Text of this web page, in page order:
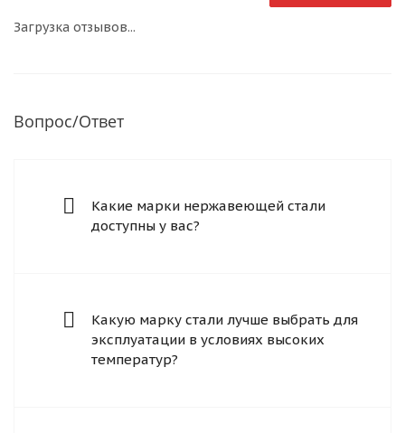
Загрузка отзывов...
Вопрос/Ответ
Какие марки нержавеющей стали
доступны у вас?
Какую марку стали лучше выбрать для
эксплуатации в условиях высоких
температур?